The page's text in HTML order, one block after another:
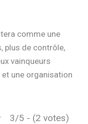
comme une
plus de contrôle,
vainqueurs
et une organisation
3/5 - (2 votes)